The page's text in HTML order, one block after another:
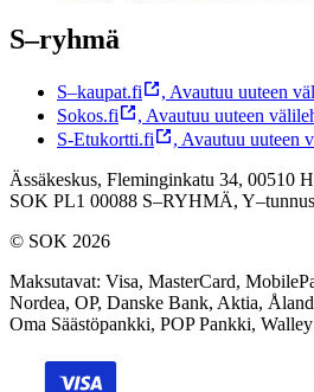
S–ryhmä
S–kaupat.fi , Avautuu uuteen
Sokos.fi
, Avautuu uuteen
S-Etukortti.fi
, Avautuu uuteen
Ässäkeskus, Fleminginkatu 34, 00510
SOK PL1 00088 S–RYHMÄ,
© SOK 2026
Maksutavat: Visa, MasterCard,
Nordea, OP, Danske Bank, Aktia,
Oma Säästöpankki, POP Pankki, Walley